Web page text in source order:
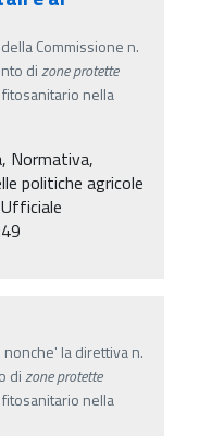
Commissione n.
dizoneprotette
nella
Normativa,
politiche agricole
la direttiva n.
dizoneprotette
nella